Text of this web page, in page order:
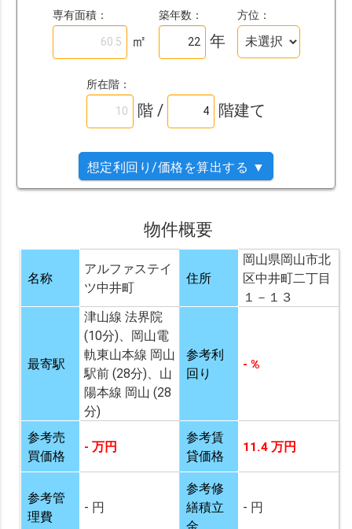
専有面積：
㎡
築年数：
年
方位：
所在階：
階 / 階建て
想定利回り/価格を算出する ▼
物件概要
名称
アルファステイ
ツ中井町
住所
岡山県岡山市北
区中井町二丁目
１－１３
最寄駅
津山線 法界院
(10分)、岡山電
軌東山本線 岡山
駅前 (28分)、山
陽本線 岡山 (28
分)
参考利
回り
- %
参考売
買価格
- 万円
参考賃
貸価格
11.4 万円
参考管
理費
- 円
参考修
繕積立
金
- 円